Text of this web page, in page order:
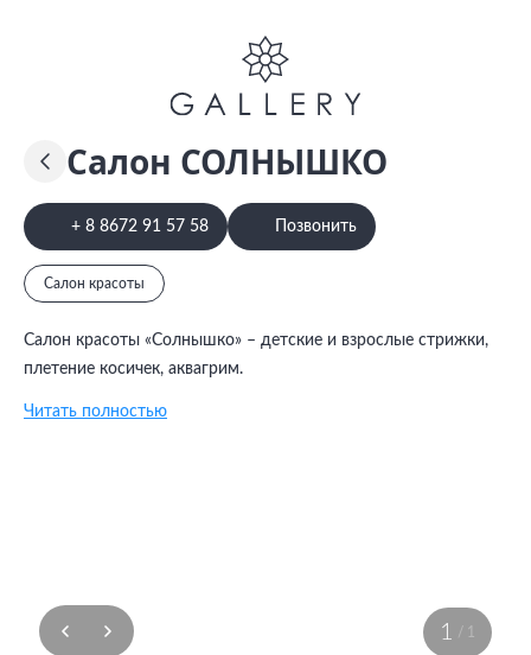
Салон СОЛНЫШКО
+ 8 8672 91 57 58 Позвонить
Салон красоты
Салон красоты «Солнышко» – детские и взрослые стрижки,
плетение косичек, аквагрим.
Читать полностью
1 / 1